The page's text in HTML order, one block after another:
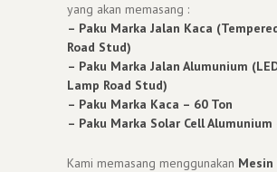
yang akan memasang :
– Paku Marka Jalan Kaca
Road Stud)
– Paku Marka Jalan Alumunium
Lamp Road Stud)
– Paku Marka Kaca – 60 Ton
– Paku Marka Solar Cell
Kami memasang menggunakan Mesin